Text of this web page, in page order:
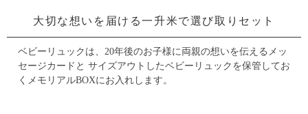
大切な想いを届ける一升米で選び取りセット
ベビーリュックは、20年後のお子様に両親の想いを伝えるメッ
セージカードと サイズアウトしたベビーリュックを保管してお
くメモリアルBOXにお入れします。